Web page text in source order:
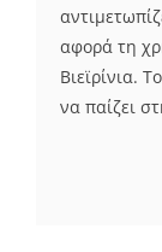
αφορά τη
Βιεϊρίνια.
να παίζει